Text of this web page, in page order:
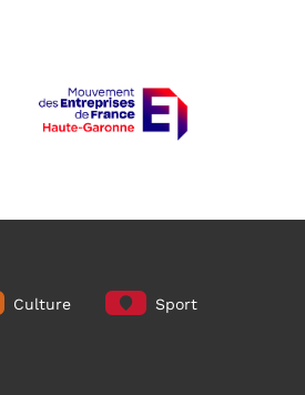
Culture Sport